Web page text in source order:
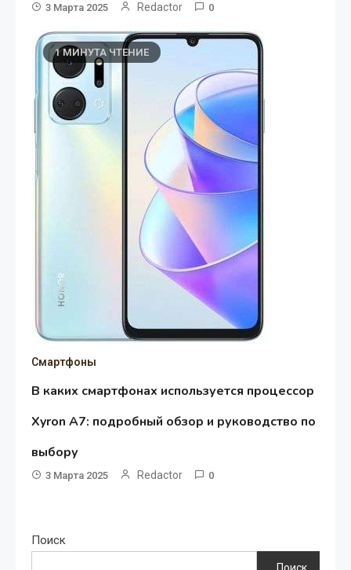
3 Марта 2025 Redactor 0
1 МИНУТА ЧТЕНИЕ
Смартфоны
В каких смартфонах используется процессор
Xyron A7: подробный обзор и руководство по
выбору
3 Марта 2025 Redactor 0
Поиск